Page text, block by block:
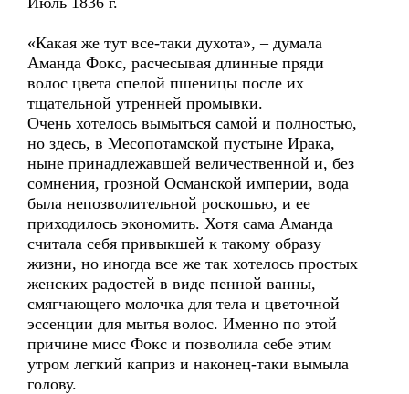
«Какая же тут все-таки духота», – думала
Аманда Фокс, расчесывая длинные пряди
волос цвета спелой пшеницы после их
тщательной утренней промывки.
Очень хотелось вымыться самой и полностью,
но здесь, в Месопотамской пустыне Ирака,
ныне принадлежавшей величественной и, без
сомнения, грозной Османской империи, вода
была непозволительной роскошью, и ее
приходилось экономить. Хотя сама Аманда
считала себя привыкшей к такому образу
жизни, но иногда все же так хотелось простых
женских радостей в виде пенной ванны,
смягчающего молочка для тела и цветочной
эссенции для мытья волос. Именно по этой
причине мисс Фокс и позволила себе этим
утром легкий каприз и наконец-таки вымыла
голову.